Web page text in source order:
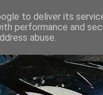
to deliver its
performance and
abuse.